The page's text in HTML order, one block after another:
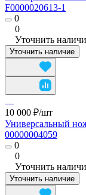
F0000020613-1
0
0
Уточнить
Уточнить наличие
10 000 ₽/шт
Универсальный
00000004059
0
0
Уточнить
Уточнить наличие